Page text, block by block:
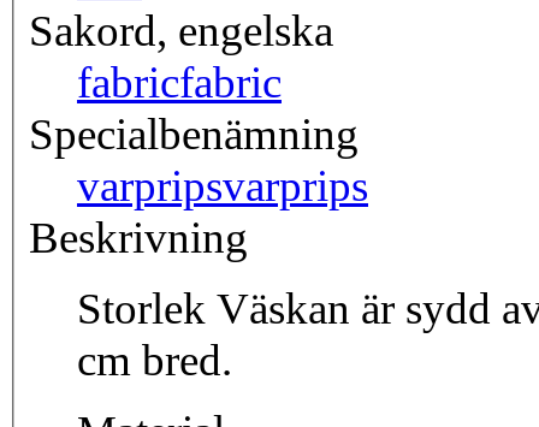
Sakord, engelska
fabricfabric
Specialbenämning
varpripsvarprips
Beskrivning
Storlek Väskan är sydd av en väv som är 26 cm lång och 13
cm bred.